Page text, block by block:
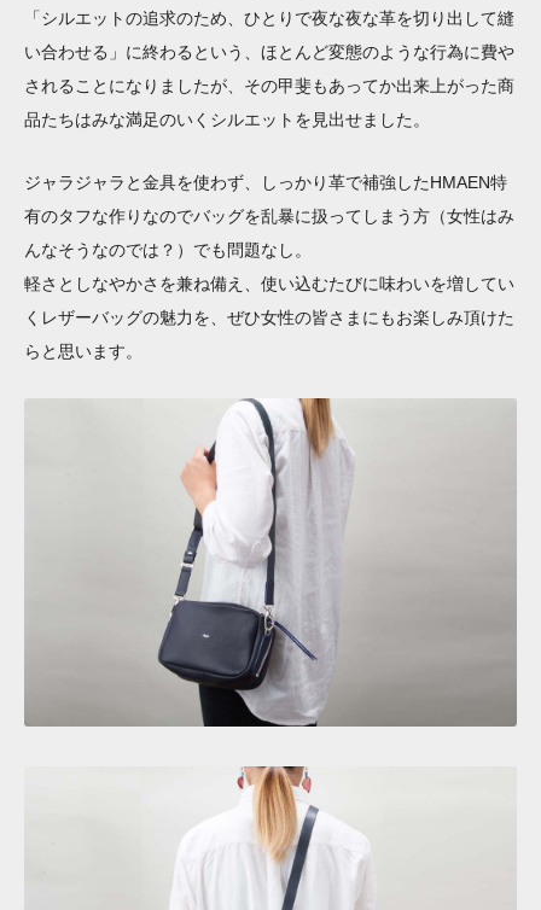
「シルエットの追求のため、ひとりで夜な夜な革を切り出して縫
い合わせる」に終わるという、ほとんど変態のような行為に費や
されることになりましたが、その甲斐もあってか出来上がった商
品たちはみな満足のいくシルエットを見出せました。
ジャラジャラと金具を使わず、しっかり革で補強したHMAEN特
有のタフな作りなのでバッグを乱暴に扱ってしまう方（女性はみ
んなそうなのでは？）でも問題なし。
軽さとしなやかさを兼ね備え、使い込むたびに味わいを増してい
くレザーバッグの魅力を、ぜひ女性の皆さまにもお楽しみ頂けた
らと思います。